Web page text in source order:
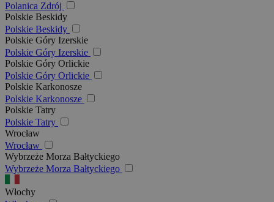
Polanica Zdrój
Polskie Beskidy
Polskie Beskidy
Polskie Góry Izerskie
Polskie Góry Izerskie
Polskie Góry Orlickie
Polskie Góry Orlickie
Polskie Karkonosze
Polskie Karkonosze
Polskie Tatry
Polskie Tatry
Wrocław
Wrocław
Wybrzeże Morza Bałtyckiego
Wybrzeże Morza Bałtyckiego
Włochy